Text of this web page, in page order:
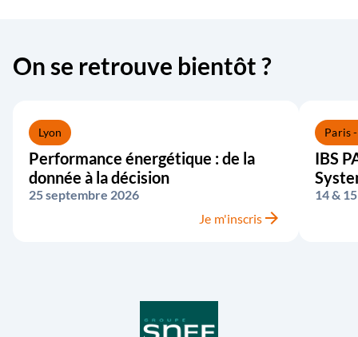
On se retrouve bientôt ?
Lyon
Performance énergétique : de la
donnée à la décision
25 septembre 2026
Je m'inscris arrow_forward
Paris
IBS
14 &